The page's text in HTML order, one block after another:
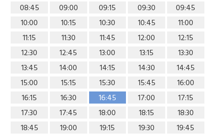
08:45
09:00 09:15 09:30
09:45
10:00
10:15 10:30 10:45
11:00
11:15
11:30 11:45 12:00
12:15
12:30
12:45 13:00 13:15
13:30
13:45
14:00 14:15 14:30
14:45
15:00
15:15 15:30 15:45
16:00
16:15
16:30 16:45 17:00
17:15
17:30
17:45 18:00 18:15
18:30
18:45
19:00 19:15 19:30
19:45